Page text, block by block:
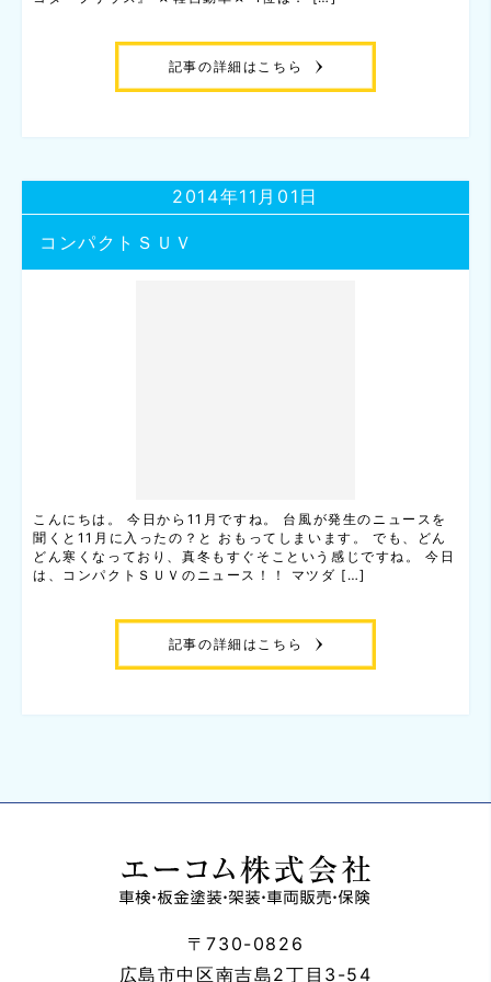
記事の詳細はこちら
コンパクトＳＵＶ
2014年11月01日
こんにちは。 今日から11月ですね。 台風が発生のニュースを
聞くと11月に入ったの？と おもってしまいます。 でも、どん
どん寒くなっており、真冬もすぐそこという感じですね。 今日
は、コンパクトＳＵＶのニュース！！ マツダ […]
記事の詳細はこちら
〒730-0826
広島市中区南吉島2丁目3-54